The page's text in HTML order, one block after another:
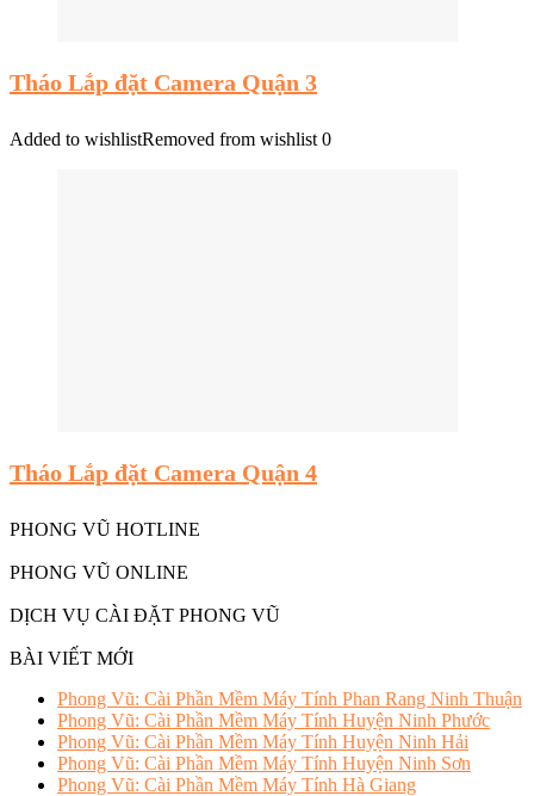
Tháo Lắp đặt Camera Quận 3
Added to wishlistRemoved from wishlist 0
Tháo Lắp đặt Camera Quận 4
PHONG VŨ HOTLINE
PHONG VŨ ONLINE
DỊCH VỤ CÀI ĐẶT PHONG VŨ
BÀI VIẾT MỚI
Phong Vũ: Cài Phần Mềm Máy Tính Phan Rang Ninh Thuận
Phong Vũ: Cài Phần Mềm Máy Tính Huyện Ninh Phước
Phong Vũ: Cài Phần Mềm Máy Tính Huyện Ninh Hải
Phong Vũ: Cài Phần Mềm Máy Tính Huyện Ninh Sơn
Phong Vũ: Cài Phần Mềm Máy Tính Hà Giang